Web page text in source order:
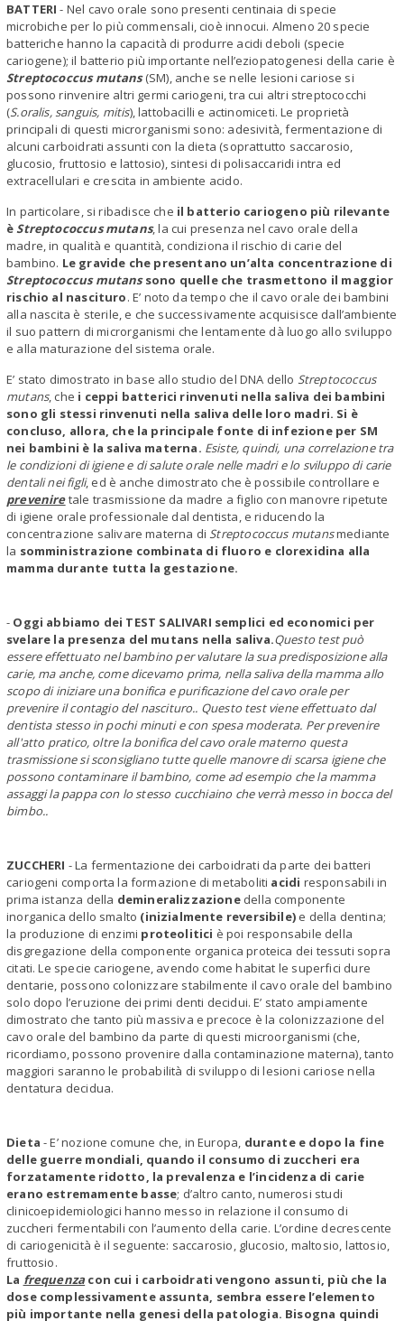
BATTERI - Nel cavo orale sono presenti centinaia di specie
microbiche per lo più commensali, cioè innocui. Almeno 20 specie
batteriche hanno la capacità di produrre acidi deboli (specie
cariogene); il batterio più importante nell’eziopatogenesi della carie è
Streptococcus mutans(SM), anche se nelle lesioni cariose si
possono rinvenire altri germi cariogeni, tra cui altri streptococchi
(S.oralis, sanguis, mitis), lattobacilli e actinomiceti. Le proprietà
principali di questi microrganismi sono: adesività, fermentazione di
alcuni carboidrati assunti con la dieta (soprattutto saccarosio,
glucosio, fruttosio e lattosio), sintesi di polisaccaridi intra ed
extracellulari e crescita in ambiente acido.
In particolare, si ribadisce che il batterio cariogeno più rilevante
èStreptococcus mutans, la cui presenza nel cavo orale della
madre, in qualità e quantità, condiziona il rischio di carie del
bambino. Le gravide che presentano un’alta concentrazione di
Streptococcus mutanssono quelle che trasmettono il maggior
rischio al nascituro. E’ noto da tempo che il cavo orale dei bambini
alla nascita è sterile, e che successivamente acquisisce dall’ambiente
il suo pattern di microrganismi che lentamente dà luogo allo sviluppo
e alla maturazione del sistema orale.
E’ stato dimostrato in base allo studio del DNA dello Streptococcus
mutans, che i ceppi batterici rinvenuti nella saliva dei bambini
sono gli stessi rinvenuti nella saliva delle loro madri. Si è
concluso, allora, che la principale fonte di infezione per SM
nei bambini è la saliva materna. Esiste, quindi, una correlazione tra
le condizioni di igiene e di salute orale nelle madri e lo sviluppo di carie
dentali nei figli, ed è anche dimostrato che è possibile controllare e
preveniretale trasmissione da madre a figlio con manovre ripetute
di igiene orale professionale dal dentista, e riducendo la
concentrazione salivare materna di Streptococcus mutansmediante
la somministrazione combinata di fluoro e clorexidina alla
mamma durante tutta la gestazione.
- Oggi abbiamo dei TEST SALIVARI semplici ed economici per
svelare la presenza del mutans nella saliva.Questo test può
essere effettuato nel bambino per valutare la sua predisposizione alla
carie, ma anche, come dicevamo prima, nella saliva della mamma allo
scopo di iniziare una bonifica e purificazione del cavo orale per
prevenire il contagio del nascituro.. Questo test viene effettuato dal
dentista stesso in pochi minuti e con spesa moderata. Per prevenire
all'atto pratico, oltre la bonifica del cavo orale materno questa
trasmissione si sconsigliano tutte quelle manovre di scarsa igiene che
possono contaminare il bambino, come ad esempio che la mamma
assaggi la pappa con lo stesso cucchiaino che verrà messo in bocca del
bimbo..
ZUCCHERI - La fermentazione dei carboidrati da parte dei batteri
cariogeni comporta la formazione di metaboliti acidi responsabili in
prima istanza della demineralizzazionedella componente
inorganica dello smalto (inizialmente reversibile) e della dentina;
la produzione di enzimi proteolitici è poi responsabile della
disgregazione della componente organica proteica dei tessuti sopra
citati. Le specie cariogene, avendo come habitat le superfici dure
dentarie, possono colonizzare stabilmente il cavo orale del bambino
solo dopo l’eruzione dei primi denti decidui. E’ stato ampiamente
dimostrato che tanto più massiva e precoce è la colonizzazione del
cavo orale del bambino da parte di questi microorganismi (che,
ricordiamo, possono provenire dalla contaminazione materna), tanto
maggiori saranno le probabilità di sviluppo di lesioni cariose nella
dentatura decidua.
Dieta - E’ nozione comune che, in Europa, durante e dopo la fine
delle guerre mondiali, quando il consumo di zuccheri era
forzatamente ridotto, la prevalenza e l’incidenza di carie
erano estremamente basse; d’altro canto, numerosi studi
clinicoepidemiologici hanno messo in relazione il consumo di
zuccheri fermentabili con l’aumento della carie. L’ordine decrescente
di cariogenicità è il seguente: saccarosio, glucosio, maltosio, lattosio,
fruttosio.
La frequenza con cui i carboidrati vengono assunti, più che la
dose complessivamente assunta, sembra essere l’elemento
più importante nella genesi della patologia. Bisogna quindi